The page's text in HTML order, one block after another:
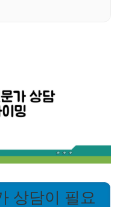
상담이 필요